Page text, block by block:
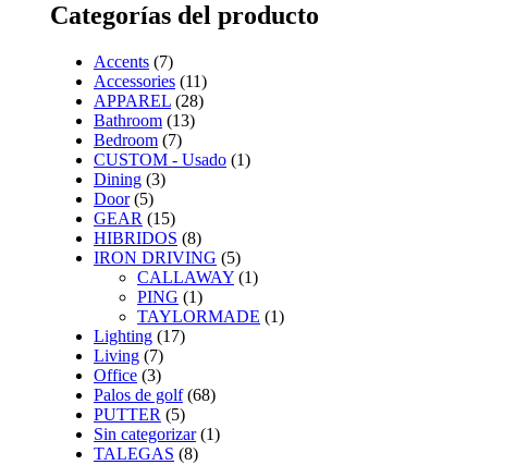
Categorías del producto
Accents (7)
Accessories (11)
APPAREL (28)
Bathroom (13)
Bedroom (7)
CUSTOM - Usado (1)
Dining (3)
Door (5)
GEAR (15)
HIBRIDOS (8)
IRON DRIVING (5)
CALLAWAY (1)
PING (1)
TAYLORMADE (1)
Lighting (17)
Living (7)
Office (3)
Palos de golf (68)
PUTTER (5)
Sin categorizar (1)
TALEGAS (8)